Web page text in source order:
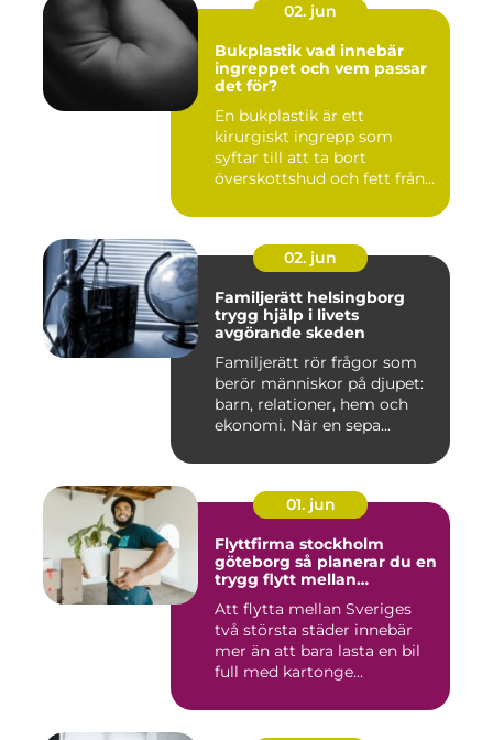
02. jun
Bukplastik vad innebär
ingreppet och vem passar
det för?
En bukplastik är ett
kirurgiskt ingrepp som
syftar till att ta bort
överskottshud och fett från
02. jun
Familjerätt helsingborg
trygg hjälp i livets
avgörande skeden
Familjerätt rör frågor som
berör människor på djupet:
barn, relationer, hem och
ekonomi. När en sepa...
01. jun
Flyttfirma stockholm
göteborg så planerar du en
trygg flytt mellan
Att flytta mellan Sveriges
två största städer innebär
mer än att bara lasta en bil
full med kartonge...